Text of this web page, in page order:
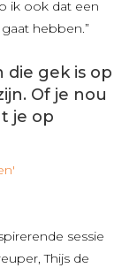
ik ook dat een
hebben.”
die gek is op
Of je nou
je op
sessie
Thijs de